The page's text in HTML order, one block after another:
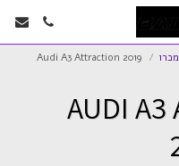
Audi A3 Attraction 2019
AUDI A3